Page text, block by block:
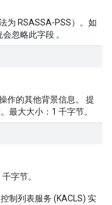
为 RSASSA-PSS）。如
忽略此字段 。
作的其他背景信息。 提
最大大小：1 千字节。
字节。
制列表服务 (KACLS) 实